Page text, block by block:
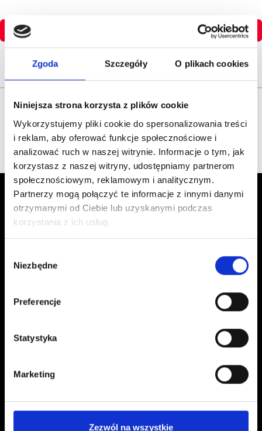
Zgoda Szczegóły O plikach cookies
Niniejsza strona korzysta z plików cookie
Wykorzystujemy pliki cookie do spersonalizowania treści
i reklam, aby oferować funkcje społecznościowe i
analizować ruch w naszej witrynie. Informacje o tym, jak
korzystasz z naszej witryny, udostępniamy partnerom
społecznościowym, reklamowym i analitycznym.
Partnerzy mogą połączyć te informacje z innymi danymi
otrzymanymi od Ciebie lub uzyskanymi podczas
korzystania z ich usług.
zgody
Niezbędne
Preferencje
Statystyka
Marketing
Zezwól na wszystkie
Nie pamietasz hasła?
Nie masz jeszcze konta?Dołącz do Strefy Wiedzy